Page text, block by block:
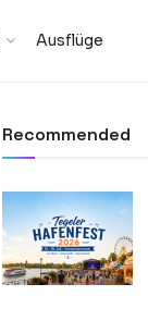
Ausflüge
Recommended